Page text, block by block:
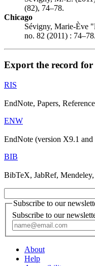
(82), 74–78.
Chicago
Sévigny, Marie-Ève
no. 82 (2011) : 74–78.
Export the record for
RIS
EndNote, Papers,
ENW
EndNote (version X9.1 and
BIB
BibTeX, JabRef,
Subscribe to our
Subscribe to our
About
Help